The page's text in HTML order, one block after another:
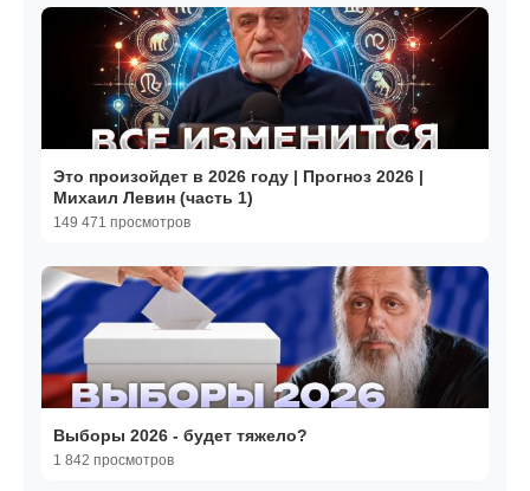
Это произойдет в 2026 году | Прогноз 2026 |
Михаил Левин (часть 1)
149 471 просмотров
Выборы 2026 - будет тяжело?
1 842 просмотров